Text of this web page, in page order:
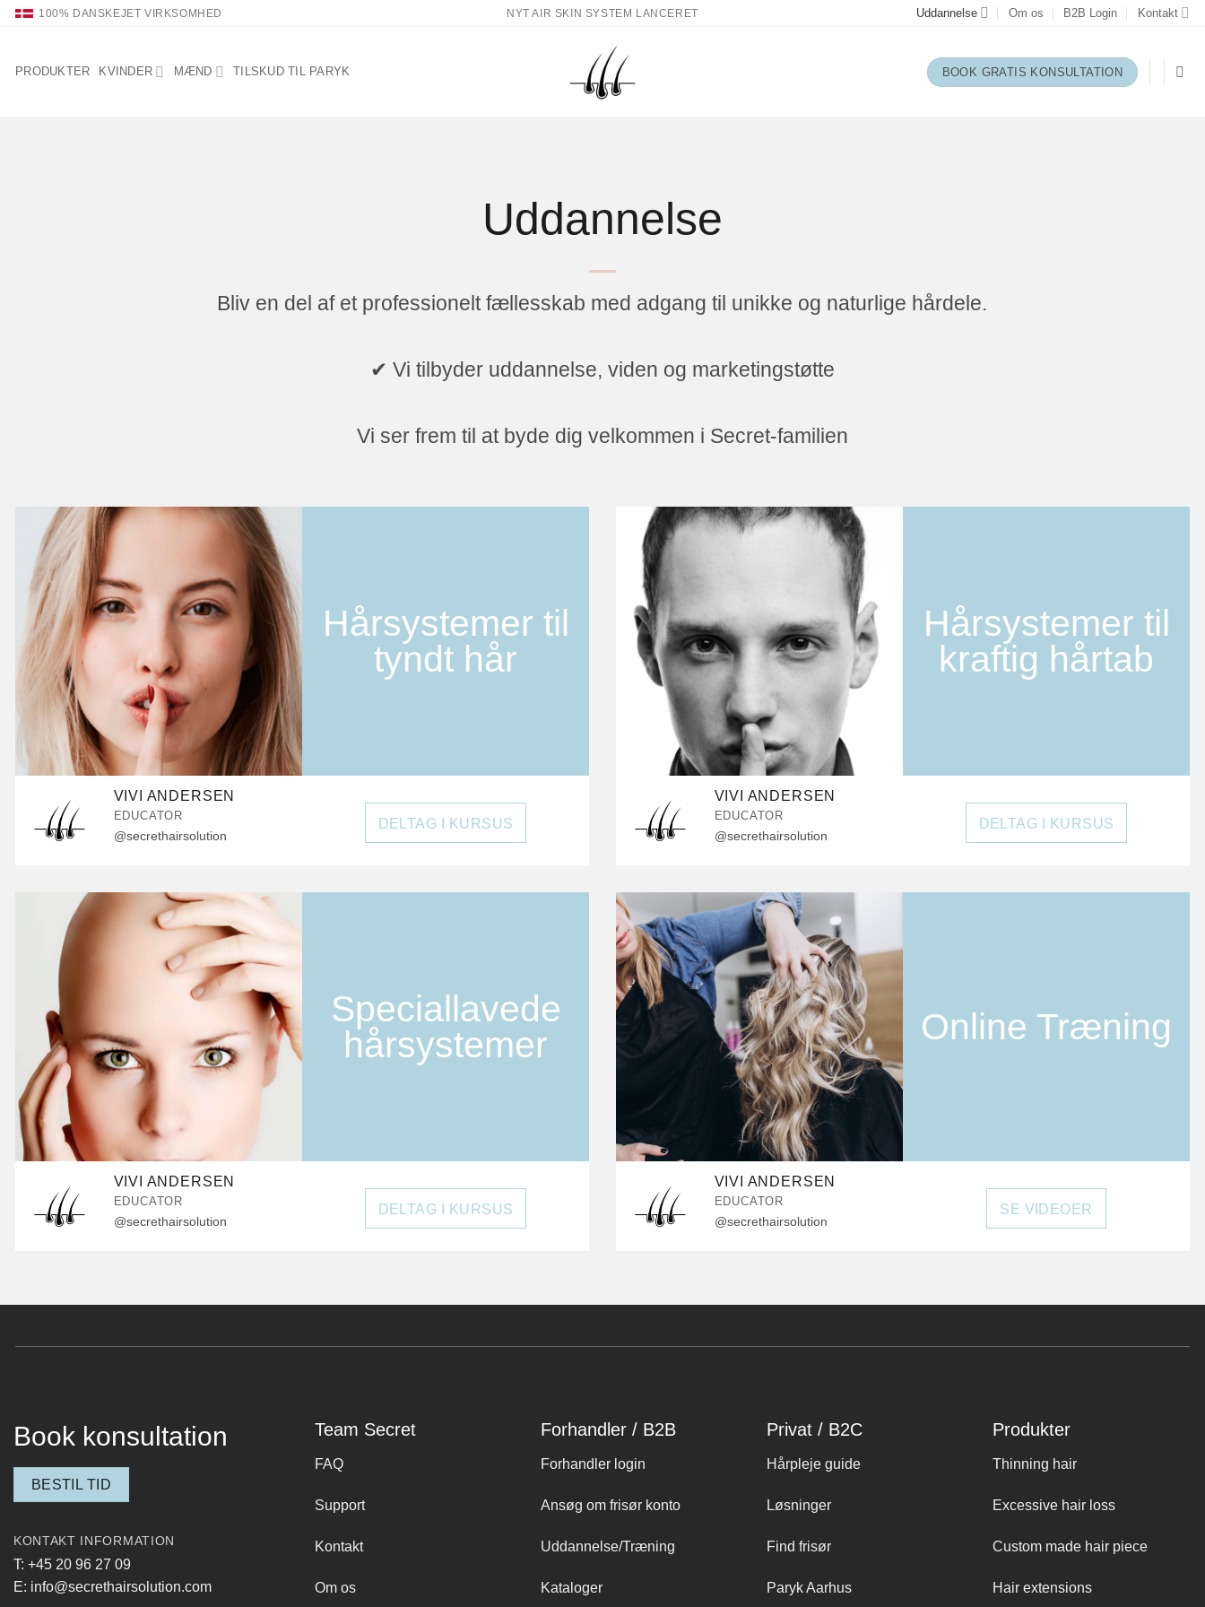
Fortsæt100% DANSKEJET VIRKSOMHED NYT AIR SKIN SYSTEM LANCERET Uddannelse Om os B2B Login Kontakt
PRODUKTER KVINDER MÆND TILSKUD TIL PARYK BOOK GRATIS KONSULTATION
Uddannelse
Bliv en del af et professionelt fællesskab med adgang til unikke og naturlige hårdele.
✔ Vi tilbyder uddannelse, viden og marketingstøtte
Vi ser frem til at byde dig velkommen i Secret-familien
Hårsystemer til
tyndt hår
VIVI ANDERSEN
EDUCATOR
@secrethairsolution
DELTAG I KURSUS
Hårsystemer til
kraftig hårtab
VIVI ANDERSEN
EDUCATOR
@secrethairsolution
DELTAG I KURSUS
Speciallavede
hårsystemer
VIVI ANDERSEN
EDUCATOR
@secrethairsolution
DELTAG I KURSUS
Online Træning
VIVI ANDERSEN
EDUCATOR
@secrethairsolution
SE VIDEOER
Book konsultation
BESTIL TID
KONTAKT INFORMATION
T: +45 20 96 27 09
E: info@secrethairsolution.com
Team Secret
FAQ
Support
Kontakt
Om os
Forhandler / B2B
Forhandler login
Ansøg om frisør konto
Uddannelse/Træning
Kataloger
Privat / B2C
Hårpleje guide
Løsninger
Find frisør
Paryk Aarhus
Produkter
Thinning hair
Excessive hair loss
Custom made hair piece
Hair extensions